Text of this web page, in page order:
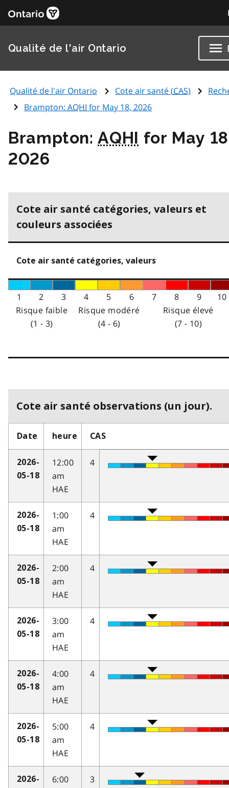
Qualité de l'air Ontario
Qualité de l'air Ontario Cote air santé (CAS)
Brampton:AQHI for May 18, 2026
Brampton:AQHI for May
2026
Cote air santé catégories, valeurs et
couleurs associées
Cote air santé catégories, valeurs
1 2 3 4 5 6 7 8 9
10
Risque faible
(1 - 3)
Risque modéré
(4 - 6)
Risque élevé
(7 - 10)
Cote air santé observations (un jour).
Date heure CAS
2026-
05-18
12:00
am
HAE
4
2026-
05-18
1:00
am
HAE
4
2026-
05-18
2:00
am
HAE
4
2026-
05-18
3:00
am
HAE
4
2026-
05-18
4:00
am
HAE
4
2026-
05-18
5:00
am
HAE
4
2026-
6:00
3